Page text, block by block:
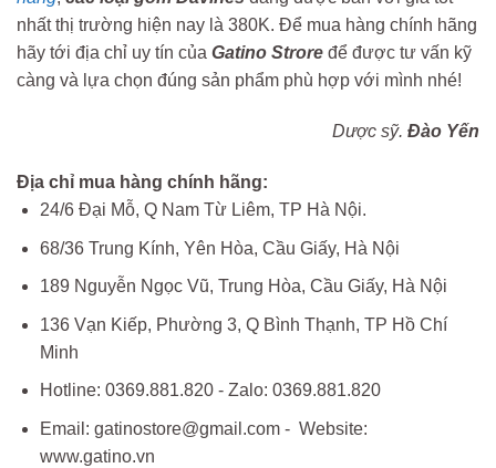
nhất thị trường hiện nay là 380K. Để mua hàng chính hãng
hãy tới địa chỉ uy tín của Gatino Strore để được tư vấn kỹ
càng và lựa chọn đúng sản phẩm phù hợp với mình nhé!
Dược sỹ. Đào Yến
Địa chỉ mua hàng chính hãng:
24/6 Đại Mỗ, Q Nam Từ Liêm, TP Hà Nội.
68/36 Trung Kính, Yên Hòa, Cầu Giấy, Hà Nội
189 Nguyễn Ngọc Vũ, Trung Hòa, Cầu Giấy, Hà Nội
136 Vạn Kiếp, Phường 3, Q Bình Thạnh, TP Hồ Chí
Minh
Hotline: 0369.881.820 - Zalo: 0369.881.820
Email: gatinostore@gmail.com - Website:
www.gatino.vn